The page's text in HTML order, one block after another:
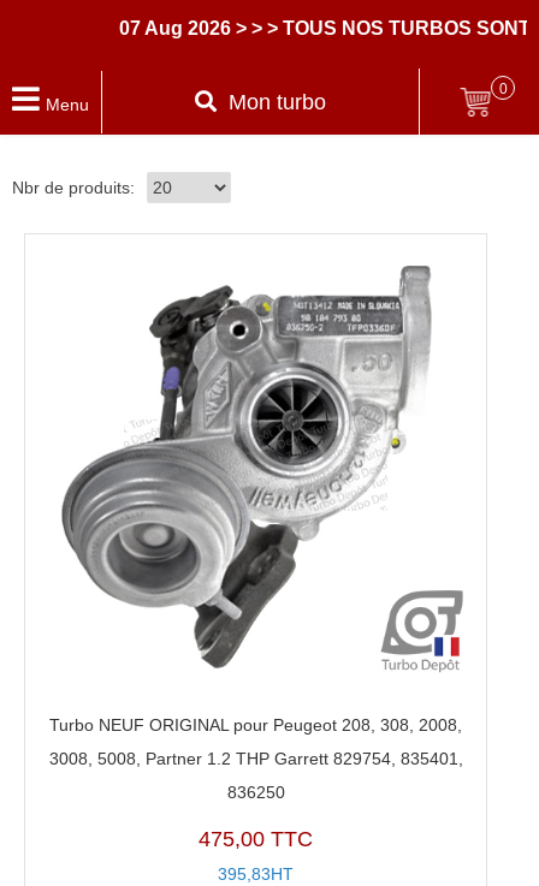
07 Aug 2026 > > > TOUS NOS TURBOS SONT
Menu Mon turbo
0
Nbr de produits:
Turbo NEUF ORIGINAL pour Peugeot 208, 308, 2008,
3008, 5008, Partner 1.2 THP Garrett 829754, 835401,
836250
475,00 TTC
395,83HT